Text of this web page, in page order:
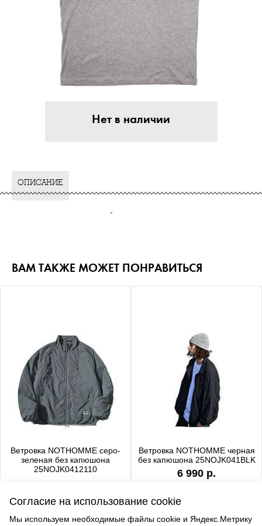
Нет в наличии
ОПИСАНИЕ
-
ВАМ ТАКЖЕ МОЖЕТ ПОНРАВИТЬСЯ
Ветровка NOTHOMME серо-
зеленая без капюшона
25NOJK0412110
Ветровка NOTHOMME черная
без капюшона 25NOJK041BLK
6 990 р.
Согласие на использование cookie
Мы используем необходимые файлы cookie и Яндекс.Метрику